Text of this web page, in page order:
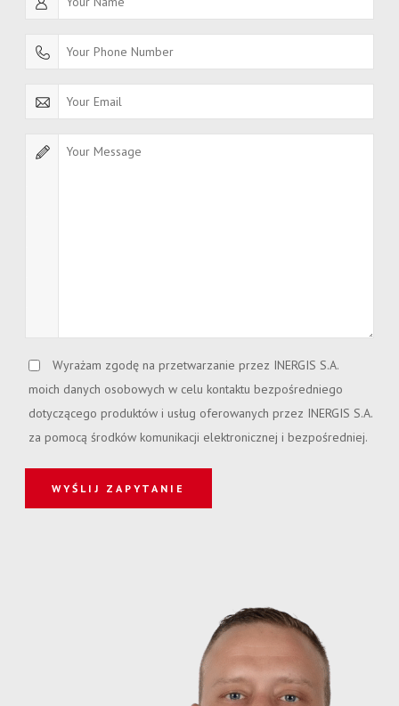
Wyrażam zgodę na przetwarzanie przez INERGIS S.A.
moich danych osobowych w celu kontaktu bezpośredniego
dotyczącego produktów i usług oferowanych przez INERGIS S.A.
za pomocą środków komunikacji elektronicznej i bezpośredniej.
WYŚLIJ ZAPYTANIE